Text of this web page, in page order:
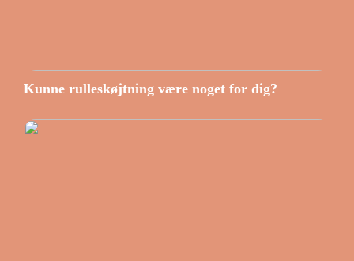
Kunne rulleskøjtning være noget for dig?